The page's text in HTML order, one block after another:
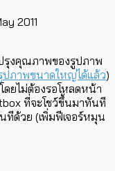
2011
รุงคุณภาพของรูปภาพ
ปภาพขนาดใหญ่ได้แล้ว)
ดยไม่ต้องรอโหลดหน้า
ที่จะโชว์ขึ้นมาทันที
ทีด้วย (เพิ่มฟีเจอร์หมุน